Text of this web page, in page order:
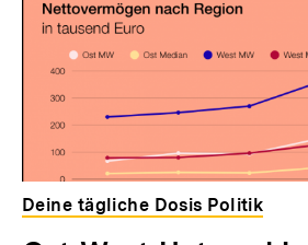
Deine tägliche Dosis Politik